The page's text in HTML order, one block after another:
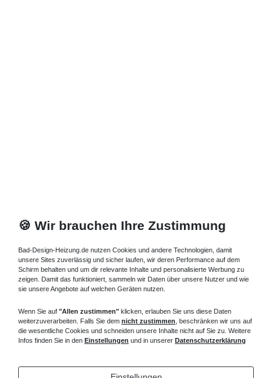
🍪 Wir brauchen Ihre Zustimmung
Bad-Design-Heizung.de nutzen Cookies und andere Technologien, damit
unsere Sites zuverlässig und sicher laufen, wir deren Performance auf dem
Schirm behalten und um dir relevante Inhalte und personalisierte Werbung zu
zeigen. Damit das funktioniert, sammeln wir Daten über unsere Nutzer und wie
sie unsere Angebote auf welchen Geräten nutzen.
Wenn Sie auf "Allen zustimmen" klicken, erlauben Sie uns diese Daten
weiterzuverarbeiten. Falls Sie dem nicht zustimmen , beschränken wir uns auf
die wesentliche Cookies und schneiden unsere Inhalte nicht auf Sie zu. Weitere
Infos finden Sie in den Einstellungen und in unserer Datenschutzerklärung